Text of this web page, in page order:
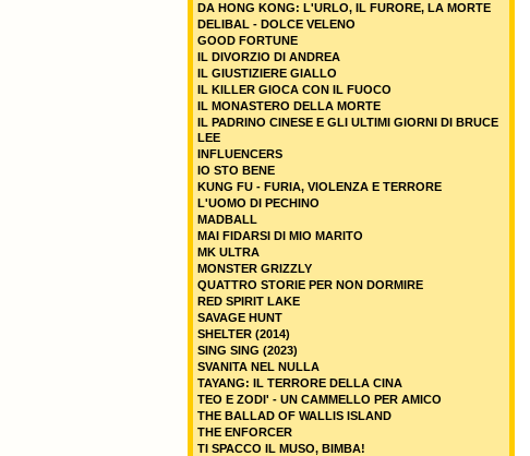
DA HONG KONG: L'URLO, IL FURORE, LA MORTE
DELIBAL - DOLCE VELENO
GOOD FORTUNE
IL DIVORZIO DI ANDREA
IL GIUSTIZIERE GIALLO
IL KILLER GIOCA CON IL FUOCO
IL MONASTERO DELLA MORTE
IL PADRINO CINESE E GLI ULTIMI GIORNI DI BRUCE
LEE
INFLUENCERS
IO STO BENE
KUNG FU - FURIA, VIOLENZA E TERRORE
L'UOMO DI PECHINO
MADBALL
MAI FIDARSI DI MIO MARITO
MK ULTRA
MONSTER GRIZZLY
QUATTRO STORIE PER NON DORMIRE
RED SPIRIT LAKE
SAVAGE HUNT
SHELTER (2014)
SING SING (2023)
SVANITA NEL NULLA
TAYANG: IL TERRORE DELLA CINA
TEO E ZODI' - UN CAMMELLO PER AMICO
THE BALLAD OF WALLIS ISLAND
THE ENFORCER
TI SPACCO IL MUSO, BIMBA!